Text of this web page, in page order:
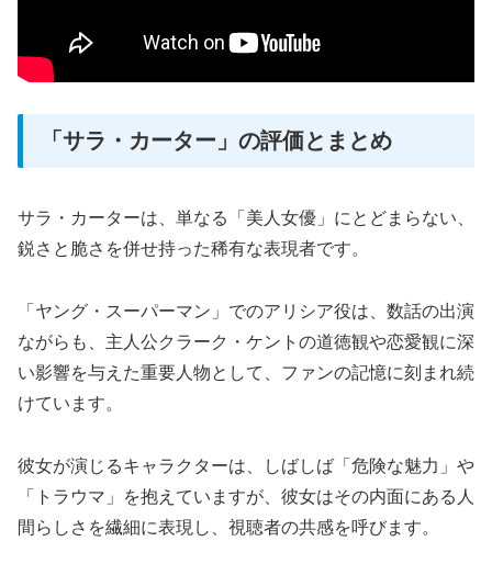
「サラ・カーター」の評価とまとめ
サラ・カーターは、単なる「美人女優」にとどまらない、
鋭さと脆さを併せ持った稀有な表現者です。
「ヤング・スーパーマン」でのアリシア役は、数話の出演
ながらも、主人公クラーク・ケントの道徳観や恋愛観に深
い影響を与えた重要人物として、ファンの記憶に刻まれ続
けています。
彼女が演じるキャラクターは、しばしば「危険な魅力」や
「トラウマ」を抱えていますが、彼女はその内面にある人
間らしさを繊細に表現し、視聴者の共感を呼びます。